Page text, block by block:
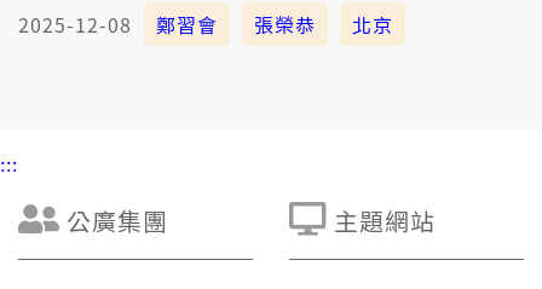
2025-12-08 鄭習會 張榮恭 北京
:::
公廣集團 主題網站